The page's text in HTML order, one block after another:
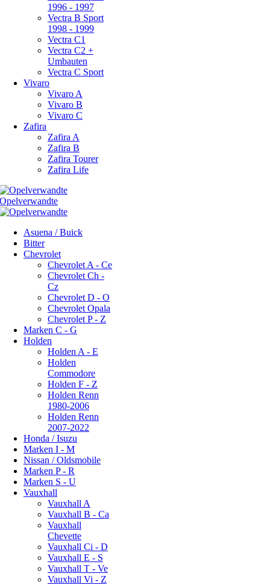
1996 - 1997
Vectra B Sport
1998 - 1999
Vectra C1
Vectra C2 +
Umbauten
Vectra C Sport
Vivaro
Vivaro A
Vivaro B
Vivaro C
Zafira
Zafira A
Zafira B
Zafira Tourer
Zafira Life
Asuena / Buick
Bitter
Chevrolet
Chevrolet A - Ce
Chevrolet Ch -
Cz
Chevrolet D - O
Chevrolet Opala
Chevrolet P - Z
Marken C - G
Holden
Holden A - E
Holden
Commodore
Holden F - Z
Holden Renn
1980-2006
Holden Renn
2007-2022
Honda / Isuzu
Marken I - M
Nissan / Oldsmobile
Marken P - R
Marken S - U
Vauxhall
Vauxhall A
Vauxhall B - Ca
Vauxhall
Chevette
Vauxhall Ci - D
Vauxhall E - S
Vauxhall T - Ve
Vauxhall Vi - Z